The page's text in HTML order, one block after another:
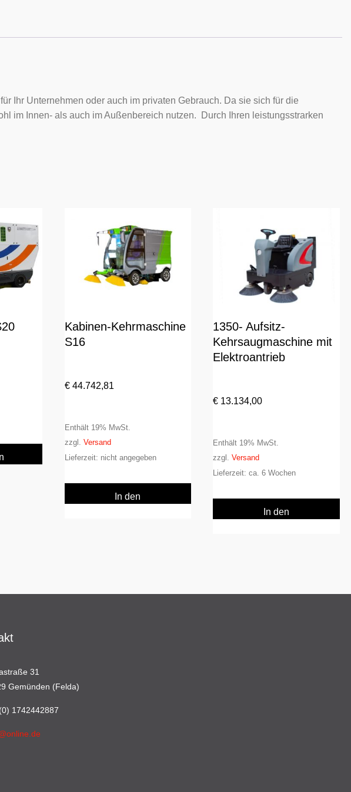
Ihr Unternehmen oder auch im privaten Gebrauch. Da sie sich für die
im Innen- als auch im Außenbereich nutzen. Durch Ihren leistungsstrarken
Kabinen-Kehrmaschine
S16
€44.742,81
Enthält 19% MwSt.
zzgl. Versand
Lieferzeit: nicht angegeben
In den
1350- Aufsitz-
Kehrsaugmaschine mit
Elektroantrieb
€ 13.134,00
Enthält 19% MwSt.
zzgl.Versand
Lieferzeit: ca. 6 Wochen
In den
31
Gemünden (Felda)
1742442887